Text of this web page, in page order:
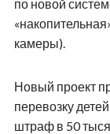
по новой
камеры).
Новый проект
перевозку
штраф в 50